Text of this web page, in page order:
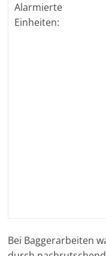
Alarmierte
Einheiten:
Bei Baggerarbeiten